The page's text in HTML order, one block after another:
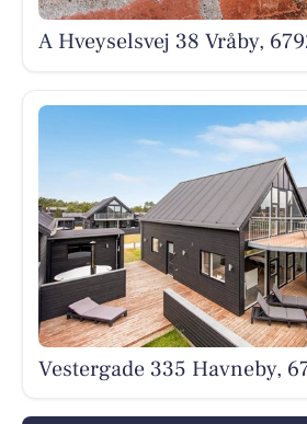
A Hveyselsvej 38 Vråby,
Vestergade 335 Havneby,